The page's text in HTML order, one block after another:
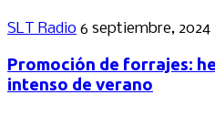
SLT Radio 6 septiembre, 2024
Promoción de forrajes:
intenso de verano